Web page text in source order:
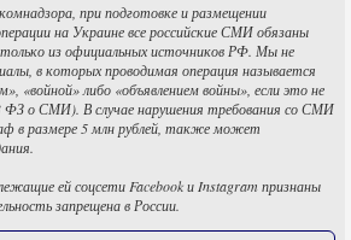
при подготовке и размещении
на Украине все российские СМИ обязаны
из официальных источников РФ. Мы не
в которых проводимая операция называется
«войной» либо «объявлением войны», если это не
о СМИ). В случае нарушения требования со СМИ
в размере 5 млн рублей, также может
ей соцсети Facebook и Instagram признаны
запрещена в России.